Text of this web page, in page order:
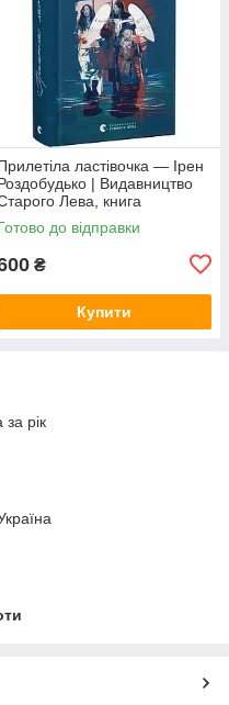
ластівочка — Ірен
| Видавництво
Лева, книга
нова, тверда
до відправки
₴
Купити
рік